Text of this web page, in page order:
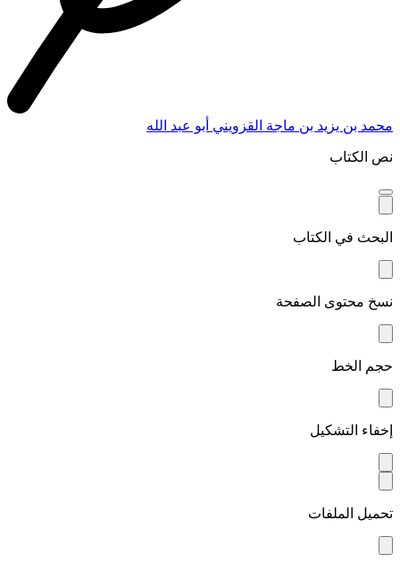
محمد بن يزيد بن ماجة القزويني أبو عبد الله
نص الكتاب
البحث في الكتاب
نسخ محتوى الصفحة
حجم الخط
إخفاء التشكيل
تحميل الملفات